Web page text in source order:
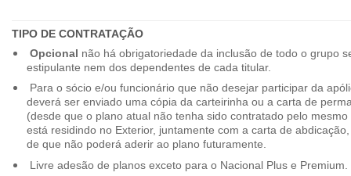
TIPO DE CONTRATAÇÃO
Opcional não há obrigatoriedade da inclusão de todo o grupo
estipulante nem dos dependentes de cada titular.
Para o sócio e/ou funcionário que não desejar participar da
deverá ser enviado uma cópia da carteirinha ou a carta de
(desde que o plano atual não tenha sido contratado pelo
está residindo no Exterior, juntamente com a carta de
de que não poderá aderir ao plano futuramente.
Livre adesão de planos exceto para o Nacional Plus e Premium.